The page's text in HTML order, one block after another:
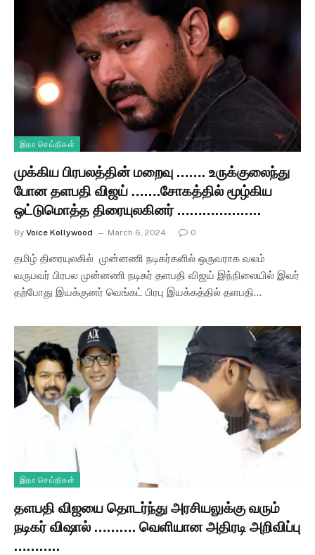
இதர செய்திகள்
முக்கிய பிரபலத்தின் மறைவு ……. உருக்குலைந்து
போன தளபதி விஜய் …….சோகத்தில் மூழ்கிய
ஒட்டுமொத்த திரையுலகினர் ………………..
By Voice Kollywood March 6, 2024 0
தமிழ் திரையுலகில் முன்னணி நடிகர்களில் ஒருவராக வலம்
வருபவர் பிரபல முன்னணி நடிகர் தளபதி விஜய் இந்நிலையில் இவர்
தற்போது இயக்குனர் வெங்கட் பிரபு இயக்கத்தில் தளபதி…
இதர செய்திகள்
தளபதி விஜயை தொடர்ந்து அரசியலுக்கு வரும்
நடிகர் விஷால் ………. வெளியான அதிரடி அறிவிப்பு
………..